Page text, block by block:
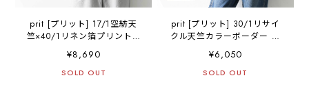
prit [プリット] 17/1空紡天
竺×40/1リネン箔プリント 5
分袖フレームＴシャツ
[P91605] Tシャツ・5部袖T
シャツ・プリント・ドロッ
¥8,690
SOLD OUT
prit [プリット] 30/1リサイ
クル天竺カラーボーダー フ
レンチスリーブ [P91622]
ボーダーTシャツ・フレンチ
スリーブ・クルーネック・
¥6,050
SOLD OUT